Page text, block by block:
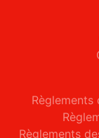
Règlements
Règlements